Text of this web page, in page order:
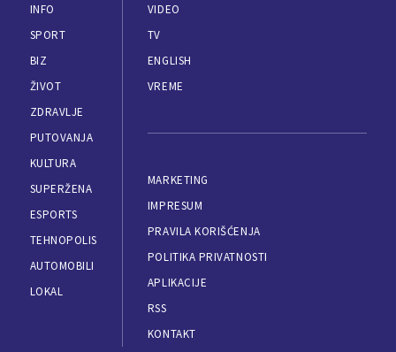
INFO
SPORT
BIZ
ŽIVOT
ZDRAVLJE
PUTOVANJA
KULTURA
SUPERŽENA
ESPORTS
TEHNOPOLIS
AUTOMOBILI
LOKAL
VIDEO
TV
ENGLISH
VREME
MARKETING
IMPRESUM
PRAVILA KORIŠĆENJA
POLITIKA PRIVATNOSTI
APLIKACIJE
RSS
KONTAKT